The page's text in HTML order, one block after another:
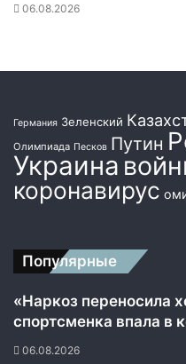
п
с
у
т
с
а
т
р
06.08.2026
Германия Зеленский
Олимпиада Песков Путин
Украина
коронавирус
Популярные
«Наркоз переносила
спортсменка впала в
06.08.2026